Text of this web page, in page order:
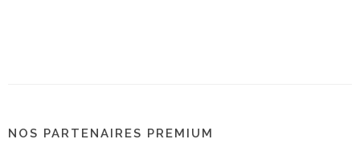
NOS PARTENAIRES PREMIUM